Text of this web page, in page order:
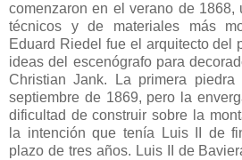
comenzaron en el verano de 1868,
técnicos y de materiales más
Eduard Riedel fue el arquitecto del
ideas del escenógrafo para
Christian Jank. La primera
septiembre de 1869, pero la
dificultad de construir sobre la
la intención que tenía Luis II de
plazo de tres años. Luis II de